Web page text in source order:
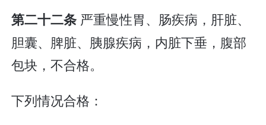
第二十二条 严重慢性胃、肠疾病，肝脏、
胆囊、脾脏、胰腺疾病，内脏下垂，腹部
包块，不合格。
下列情况合格：